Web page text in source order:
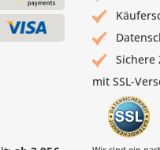
Sichere
mit SSL-